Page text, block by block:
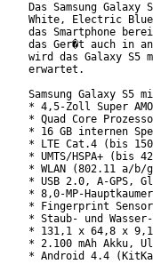
Das Samsung
White, Electric Blue
das Smartphone
das Ger�t auch in
wird das Galaxy S5
erwartet.
Samsung Galaxy S5
* 4,5-Zoll Super
* Quad Core
* 16 GB internen
* LTE Cat.4 (bis
* UMTS/HSPA+ (bis
* WLAN (802.11 a/
* USB 2.0, A-GPS,
* 8,0-MP-
* Fingerprint
* Staub- und
* 131,1 x 64,8 x
* 2.100 mAh Akku,
* Android 4.4